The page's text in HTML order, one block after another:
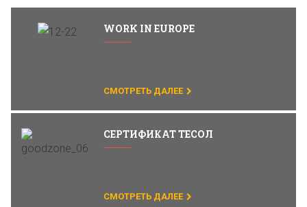
WORK IN EUROPE
СМОТРЕТЬ ДАЛЕЕ
CЕРТИФИКАТ ТЕСОЛ
СМОТРЕТЬ ДАЛЕЕ